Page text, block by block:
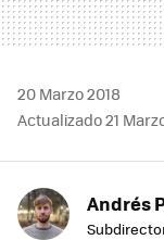
20 Marzo 2018
Actualizado 21
Andrés